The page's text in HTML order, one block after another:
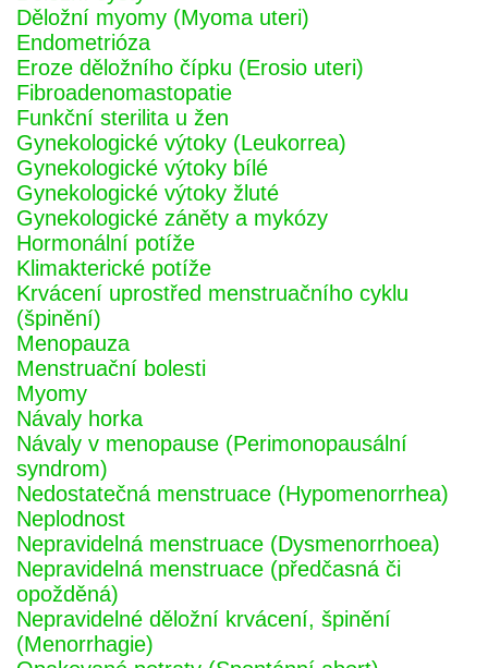
Děložní myomy (Myoma uteri)
Endometrióza
Eroze děložního čípku (Erosio uteri)
Fibroadenomastopatie
Funkční sterilita u žen
Gynekologické výtoky (Leukorrea)
Gynekologické výtoky bílé
Gynekologické výtoky žluté
Gynekologické záněty a mykózy
Hormonální potíže
Klimakterické potíže
Krvácení uprostřed menstruačního cyklu
(špinění)
Menopauza
Menstruační bolesti
Myomy
Návaly horka
Návaly v menopause (Perimonopausální
syndrom)
Nedostatečná menstruace (Hypomenorrhea)
Neplodnost
Nepravidelná menstruace (Dysmenorrhoea)
Nepravidelná menstruace (předčasná či
opožděná)
Nepravidelné děložní krvácení, špinění
(Menorrhagie)